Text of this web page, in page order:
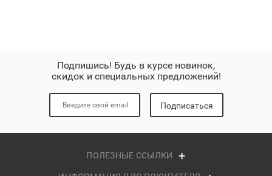
Подпишись! Будь в курсе новинок,
скидок и специальных предложений!
Подписаться
ПОЛЕЗНЫЕ ССЫЛКИ